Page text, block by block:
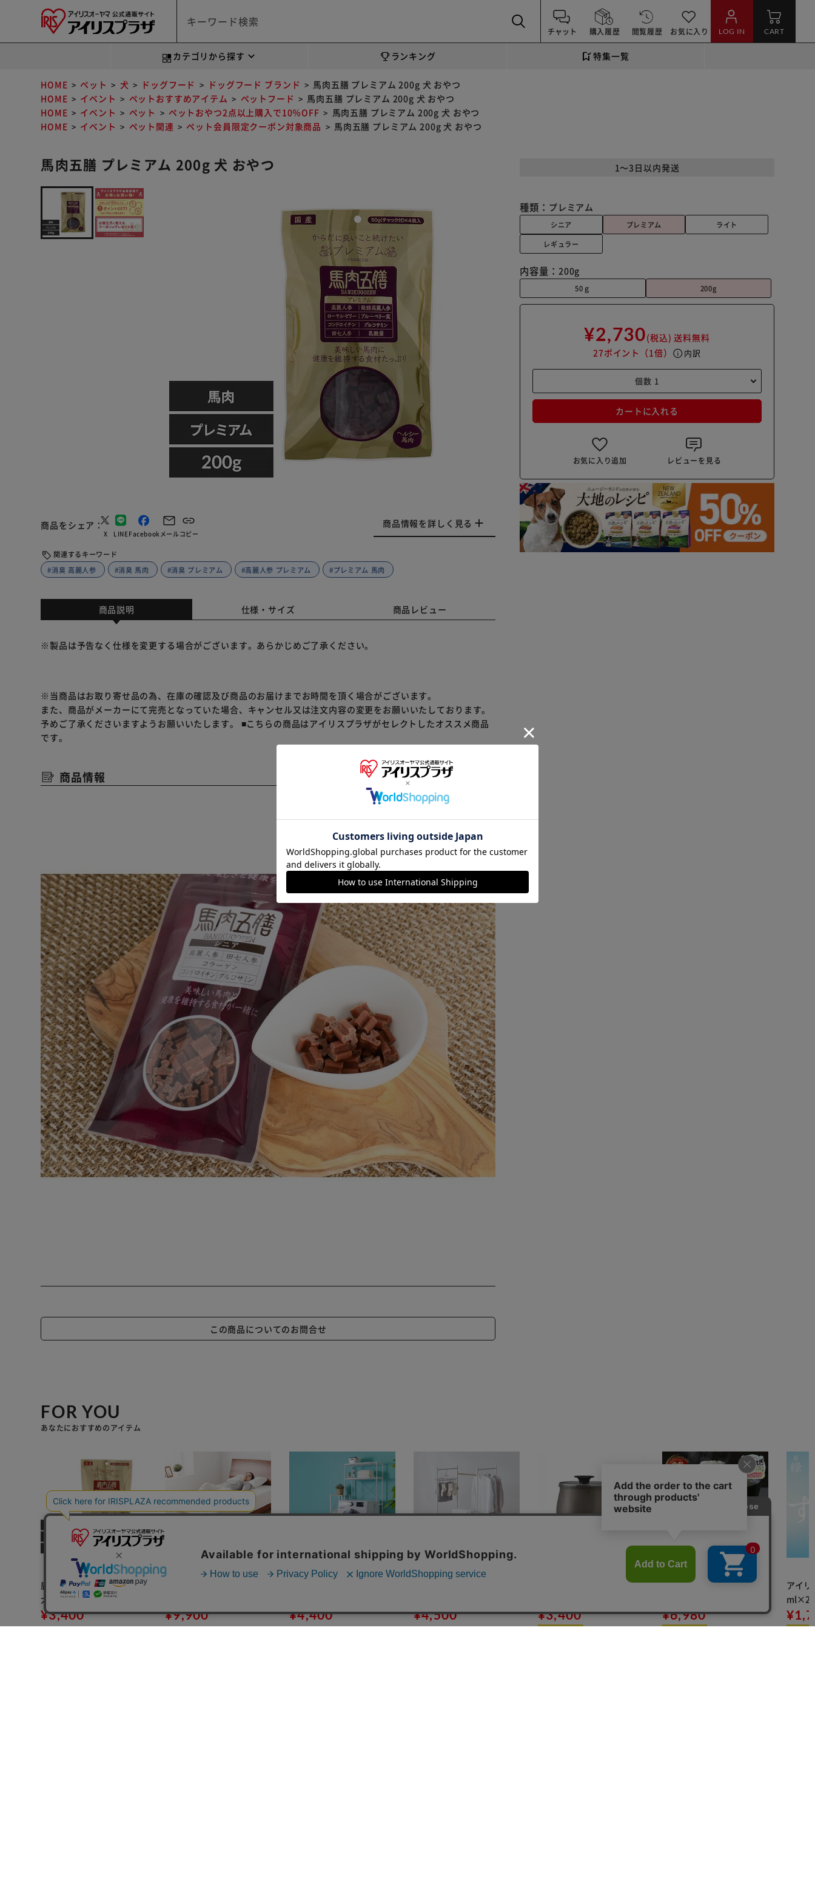
チャット 購入履歴 閲覧履歴 お気に入り LOG IN CART
カテゴリから探す ランキング 特集一覧
HOME ペット 犬 ドッグフード ドッグフード ブランド
馬肉五膳 プレミアム 200g 犬 おやつ
HOME
イベント ペットおすすめアイテム ペットフード
馬肉五膳 プレミアム 200g 犬 おやつ
HOME
イベント ペット ペットおやつ2点以上購入で10％OFF
馬肉五膳 プレミアム 200g 犬 おやつ
HOME
イベント ペット関連 ペット会員限定クーポン対象商品 馬肉五膳 プレミアム 200g 犬 おやつ
馬肉五膳 プレミアム 200g 犬 おやつ
商品をシェア
X LINEFacebookメールコピー
商品情報を詳しく見る
関連するキーワード
#消臭 高麗人参
#消臭 馬肉 #消臭 プレミアム #高麗人参 プレミアム #プレミアム 馬肉
1～3日以内発送
種類： プレミアム
シニア プレミアム
ライト
レギュラー
内容量： 200g
50ｇ 200g
¥2,730(税込) 送料無料
27ポイント （1倍） info 内訳
カートに入れる
お気に入り追加 レビューを見る
商品説明 仕様・サイズ 商品レビュー
※製品は予告なく仕様を変更する場合がございます。あらかじめご了承ください。
※当商品はお取り寄せ品の為、在庫の確認及び商品のお届けまでお時間を頂く場合がございます。
また、商品がメーカーにて完売となっていた場合、キャンセル又は注文内容の変更をお願いいたしております。
予めご了承くださいますようお願いいたします。 ■こちらの商品はアイリスプラザがセレクトしたオススメ商品
です。
商品情報
この商品についてのお問合せ
FOR YOU
あなたにおすすめのアイテム
鹿肉五膳プレミアム200g
犬 おやつ
¥3,400
ト
¥9,900 ¥4,400
たたみ式 3連 OTM-150R ホ
ワイト 一人暮らしにオスス
¥4,500
鍋 マルチポット 2.2L IH/ガ
¥3,400
【15kg】令和7年産 和の輝
¥6,980
アイリ
ml×24
用
※ご確認ください